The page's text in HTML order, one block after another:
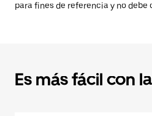
para fines de referencia y no
Es más fácil con